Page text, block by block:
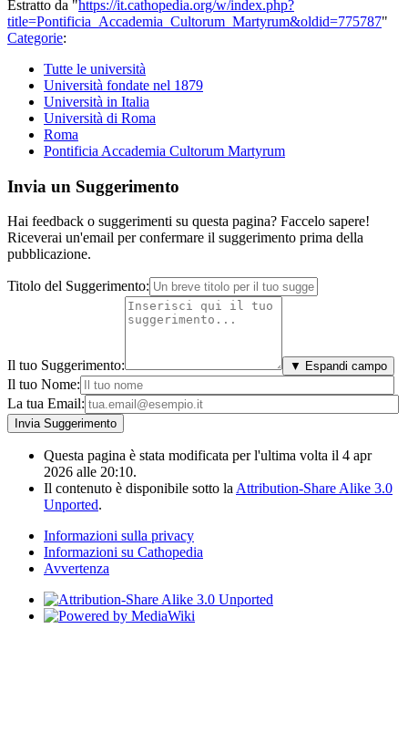
Estratto da "https://it.cathopedia.org/w/index.php?
title=Pontificia_Accademia_Cultorum_Martyrum&oldid=775787"
Categorie:
Tutte le università
Università fondate nel 1879
Università in Italia
Università di Roma
Roma
Pontificia Accademia Cultorum Martyrum
Invia un Suggerimento
Hai feedback o suggerimenti su questa pagina? Faccelo sapere!
Riceverai un'email per confermare il suggerimento prima della
pubblicazione.
Titolo del Suggerimento:
Il tuo Suggerimento: ▼ Espandi campo
Il tuo Nome:
La tua Email:
Questa pagina è stata modificata per l'ultima volta il 4 apr
2026 alle 20:10.
Il contenuto è disponibile sotto la Attribution-Share Alike 3.0
Unported.
Informazioni sulla privacy
Informazioni su Cathopedia
Avvertenza